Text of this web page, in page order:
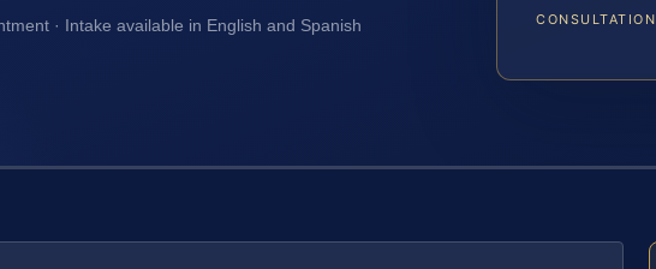
· Intake available in English and Spanish CONSULTATION